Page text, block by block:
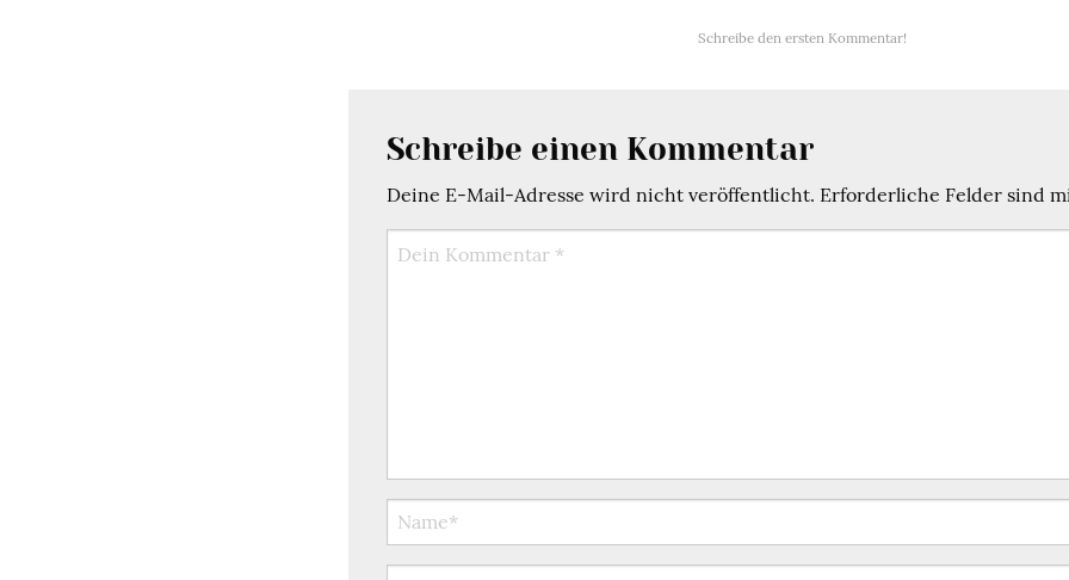
Schreibe den ersten Kommentar!
Schreibe einen Kommentar
Deine E-Mail-Adresse wird nicht veröffentlicht. Erforderliche Felder sind